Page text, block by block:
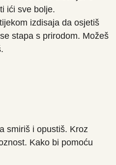
ići sve bolje.
izdisaja da osjetiš
stapa s prirodom. Možeš
smiriš i opustiš. Kroz
Kako bi pomoću